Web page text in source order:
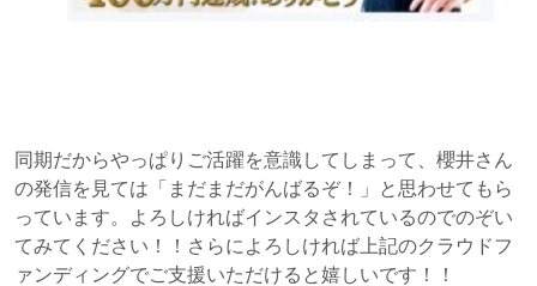
同期だからやっぱりご活躍を意識してしまって、櫻井さん
の発信を見ては「まだまだがんばるぞ！」と思わせてもら
っています。よろしければインスタされているのでのぞい
てみてください！！さらによろしければ上記のクラウドフ
ァンディングでご支援いただけると嬉しいです！！